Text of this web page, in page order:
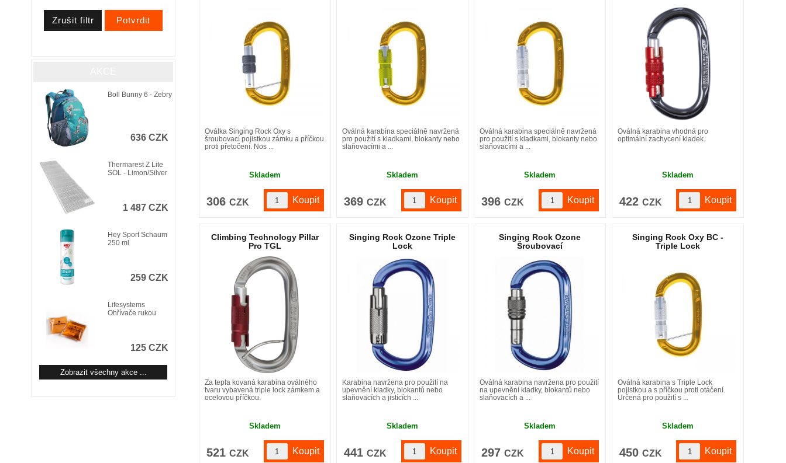
Oválka Singing Rock Oxy s
šroubovací pojistkou zámku a příčkou
proti přetočení. Nos ...
Skladem
306 CZK
Oválná karabina speciálně navržená
pro použití s kladkami, blokanty nebo
slaňovacími a ...
Skladem
369CZK
Oválná karabina speciálně navržená
pro použití s kladkami, blokanty nebo
slaňovacími a ...
Skladem
396CZK
Oválná karabina vhodná pro
optimální zachycení kladek.
Skladem
422 CZK
Climbing Technology Pillar
Pro TGL
Za tepla kovaná karabina oválného
tvaru vybavená triple lock zámkem a
ocelovou příčkou.
Skladem
521 CZK
Singing Rock Ozone Triple
Lock
Karabina navržena pro použití na
upevnění kladky, blokantů nebo
slaňovacích a jistících ...
Skladem
441CZK
Singing Rock Ozone
Šroubovací
Oválná karabina navržena pro použití
na upevnění kladky, blokantů nebo
slaňovacích a ...
Skladem
297CZK
Singing Rock Oxy BC -
Triple Lock
Oválná karabina s Triple Lock
pojistkou a s příčkou proti otáčení.
Určená pro použití s ...
Skladem
450 CZK
Boll Bunny 6 - Zebry
636 CZK
Thermarest Z Lite
SOL - Limon/Silver
1 487 CZK
Hey Sport Schaum
250 ml
259 CZK
Lifesystems
Ohřívače rukou
125 CZK
Zobrazit všechny akce ...